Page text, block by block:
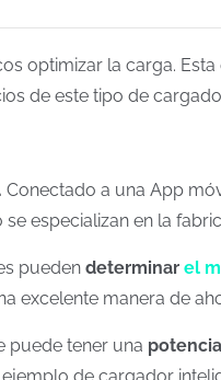
optimizar la carga.
de este tipo de
Conectado a una App
especializan en la
pueden determinar el
excelente manera de
puede tener una